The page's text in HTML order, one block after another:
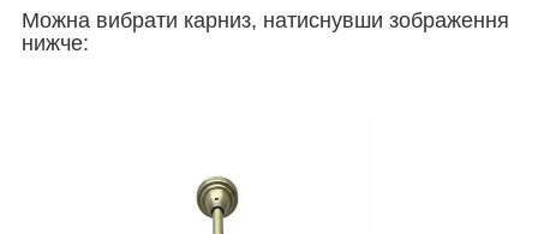
Можна вибрати карниз, натиснувши зображення
нижче: